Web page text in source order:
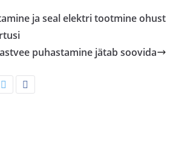
ja seal elektri tootmine ohust
puhastamine jätab soovida